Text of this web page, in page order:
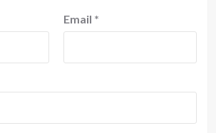
Email *